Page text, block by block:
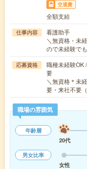
交通費
全額支給
仕事内容
看護助手
＼無資格・未
ので未経験で
応募資格
職種未経験OK
要
＼無資格＊未
要・来社不要
職場の雰囲気
年齢層
20代
男女比率
女性